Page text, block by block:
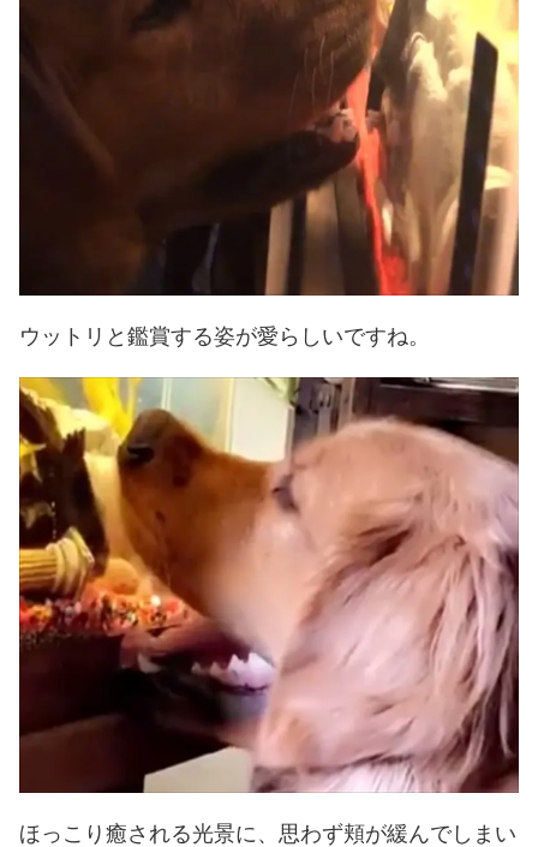
ウットリと鑑賞する姿が愛らしいですね。
ほっこり癒される光景に、思わず頬が緩んでしまい